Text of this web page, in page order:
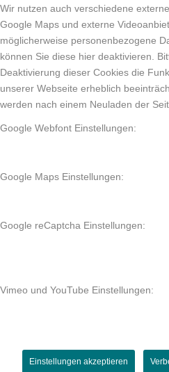
Wir nutzen auch verschiedene
Google Maps und externe
möglicherweise personenbezogene
können Sie diese hier deaktivieren.
Deaktivierung dieser Cookies die
unserer Webseite erheblich
werden nach einem Neuladen der
Google Webfont Einstellungen:
Google Maps Einstellungen:
Google reCaptcha Einstellungen:
Vimeo und YouTube Einstellungen:
Einstellungen akzeptieren